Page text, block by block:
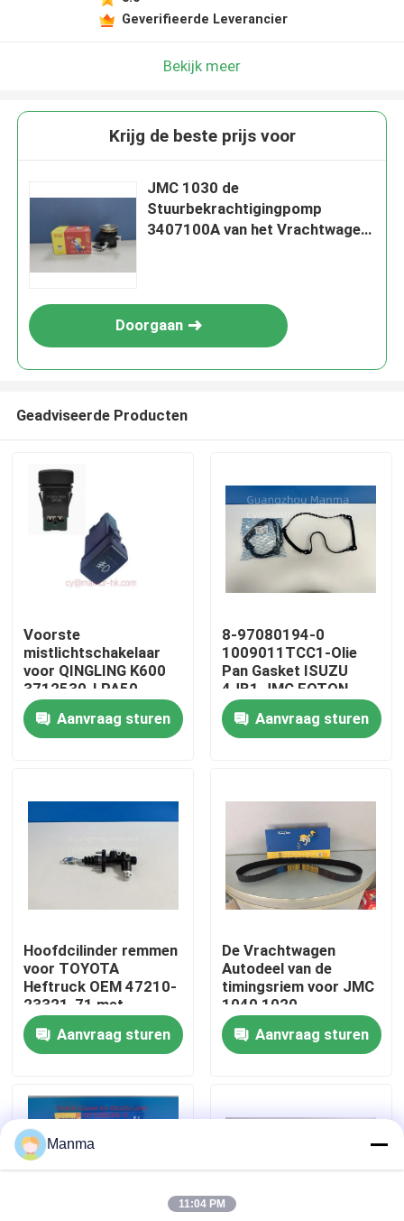
Huis
Fabrieksreis
Contacteer ons
Verzoek om een Citaat
Vrachtwagen Autodeel
ISUZU Truck Parts
Geverifieerde Leverancier
Bekijk meer
Krijg de beste prijs voor
JMC 1030 de
Stuurbekrachtigingpomp
3407100A van het Vrachtwagen
Doorgaan
Geadviseerde Producten
Voorste
mistlichtschakelaar
voor QINGLING K600
3712530-LPA50
Truck Auto Part
Aanvraag sturen
8-97080194-0
1009011TCC1-Olie
Pan Gasket ISUZU
4JB1 JMC FOTON
Aanvraag sturen
Hoofdcilinder remmen
voor TOYOTA
Heftruck OEM 47210-
23321-71 met
Eenvoudige Installatie
Aanvraag sturen
De Vrachtwagen
Autodeel van de
timingsriem voor JMC
1040 1020
DOORGANG 493
1006060TARB1
Aanvraag sturen
Manma
11:04 PM